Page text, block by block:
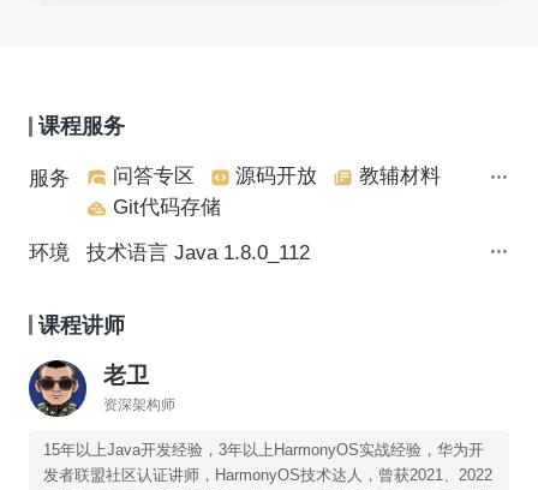
课程服务
服务 问答专区 源码开放
教辅材料
Git代码存储
环境
技术语言 Java 1.8.0_112
课程讲师
老卫
资深架构师
15年以上Java开发经验，3年以上HarmonyOS实战经验，华为开
发者联盟社区认证讲师，HarmonyOS技术达人，曾获2021、2022